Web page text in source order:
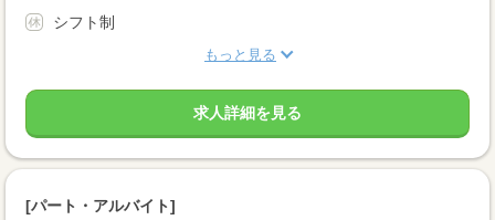
シフト制
もっと見る
求人詳細を見る
[パート・アルバイト]